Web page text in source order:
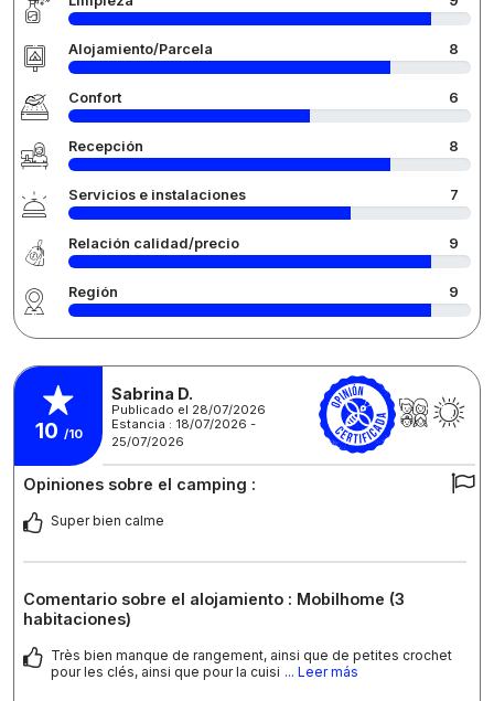
Alojamiento/Parcela 8
Confort 6
Recepción 8
Servicios e instalaciones 7
Relación calidad/precio 9
Región 9
10 /10
Sabrina D.
Publicado el 28/07/2026
Estancia : 18/07/2026 -
25/07/2026
Opiniones sobre el camping :
Super bien calme
Comentario sobre el alojamiento : Mobilhome (3
habitaciones)
Très bien manque de rangement, ainsi que de petites crochet
pour les clés, ainsi que pour la cuisi ... Leer más